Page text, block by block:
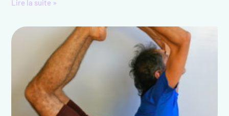
Lire la suite »